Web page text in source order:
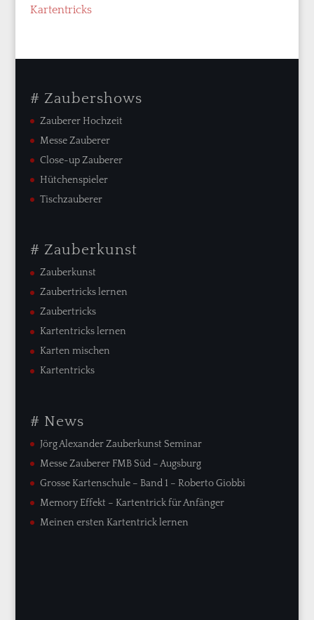
Kartentricks
# Zaubershows
Zauberer Hochzeit
Messe Zauberer
Close-up Zauberer
Hütchenspieler
Tischzauberer
# Zauberkunst
Zauberkunst
Zaubertricks lernen
Zaubertricks
Kartentricks lernen
Karten mischen
Kartentricks
# News
Jörg Alexander Zauberkunst Seminar
Messe Zauberer FMB Süd – Augsburg
Grosse Kartenschule – Band 1 – Roberto Giobbi
Memory Effekt – Kartentrick für Anfänger
Meinen ersten Kartentrick lernen